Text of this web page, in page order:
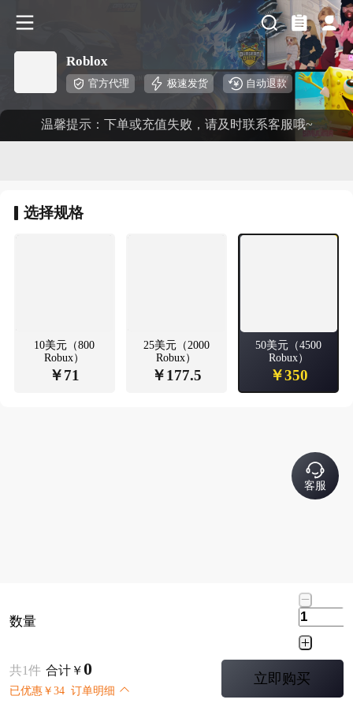
Roblox
官方代理 极速发货 自动退款
温馨提示：下单或充值失败，请及时联系客服哦~
选择规格
10美元（800
Robux）
￥71
25美元（2000
Robux）
￥177.5
50美元（4500
Robux）
￥350
数量
共1件 合计￥0
已优惠￥34 订单明细
立即购买
客服